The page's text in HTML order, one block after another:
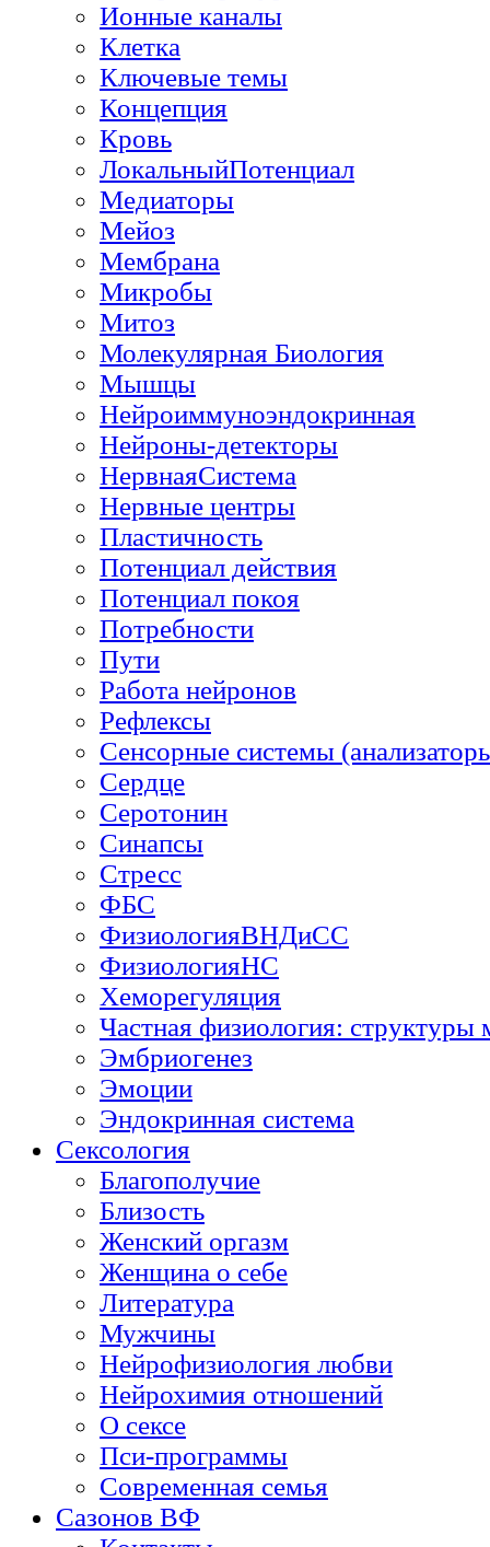
Ионные каналы
Клетка
Ключевые темы
Концепция
Кровь
ЛокальныйПотенциал
Медиаторы
Мейоз
Мембрана
Микробы
Митоз
Молекулярная Биология
Мышцы
Нейроиммуноэндокринная
Нейроны-детекторы
НервнаяСистема
Нервные центры
Пластичность
Потенциал действия
Потенциал покоя
Потребности
Пути
Работа нейронов
Рефлексы
Сенсорные системы
Сердце
Серотонин
Синапсы
Стресс
ФБС
ФизиологияВНДиСС
ФизиологияНС
Хеморегуляция
Частная физиология: структуры
Эмбриогенез
Эмоции
Эндокринная система
Сексология
Благополучие
Близость
Женский оргазм
Женщина о себе
Литература
Мужчины
Нейрофизиология любви
Нейрохимия отношений
О сексе
Пси-программы
Современная семья
Сазонов ВФ